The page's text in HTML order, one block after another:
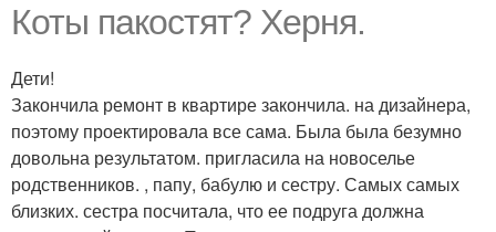
Коты пакостят? Херня.
Дети!
Закончила ремонт в квартире закончила. на дизайнера,
поэтому проектировала все сама. Была была безумно
довольна результатом. пригласила на новоселье
родственников. , папу, бабулю и сестру. Самых самых
близких. сестра посчитала, что ее подруга должна